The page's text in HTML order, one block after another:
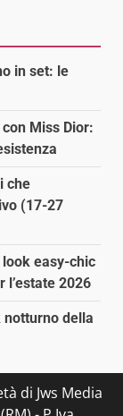
in set: le
Miss Dior:
che
(17-27
easy-chic
l’estate 2026
della
di Jws Media